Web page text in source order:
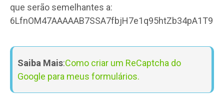
que serão semelhantes a:
6LfnOM47AAAAAB7SSA7fbjH7e1q95htZb34pA1T9
Saiba Mais:Como criar um ReCaptcha do
Google para meus formulários.